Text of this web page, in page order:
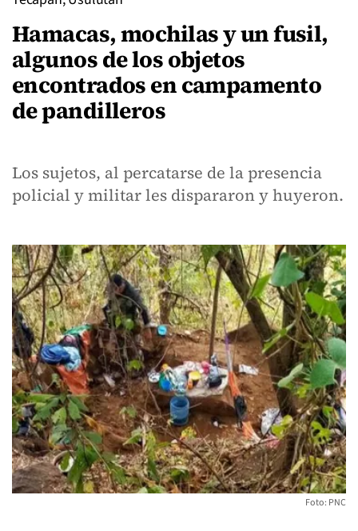
Hamacas, mochilas y un fusil,
algunos de los objetos
encontrados en campamento
de pandilleros
Los sujetos, al percatarse de la presencia
policial y militar les dispararon y huyeron.
Foto: PNC